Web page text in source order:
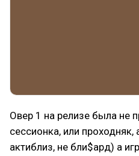
Овер 1 на релизе была не
сессионка, или проходняк,
актиблиз, не бли$ард) а